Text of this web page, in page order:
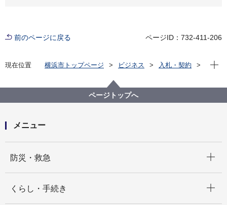
前のページに戻る ページID：732-411-206
現在位置 横浜市トップページ ビジネス
入札・契約
建築局
【結果掲載】尾張屋橋住宅建替事業に伴う設計業務委
託
現在
ページトップへ
メニュー
防災・救急
くらし・手続き